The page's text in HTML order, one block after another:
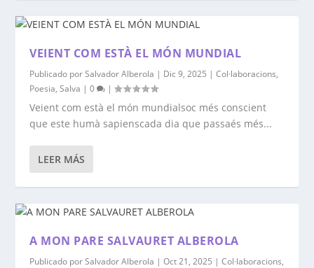
VEIENT COM ESTÀ EL MÓN MUNDIAL
Publicado porSalvador Alberola | Dic 9, 2025 |Col·laboracions,
Poesia,Salva |0 |
Veient com està el món mundialsoc més conscient
que este humà sapienscada dia que passaés més...
LEER MÁS
A MON PARE SALVAURET ALBEROLA
Publicado porSalvador Alberola |Oct 21, 2025 |Col·laboracions,